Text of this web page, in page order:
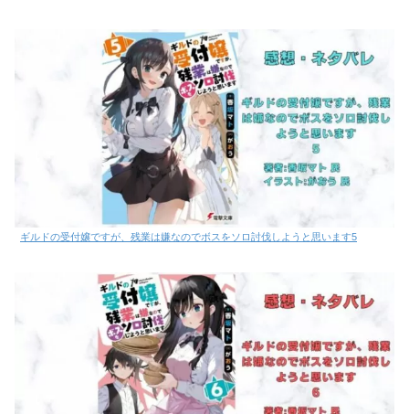
ギルドの受付嬢ですが、残業は嫌なのでボスをソロ討伐しようと思います5